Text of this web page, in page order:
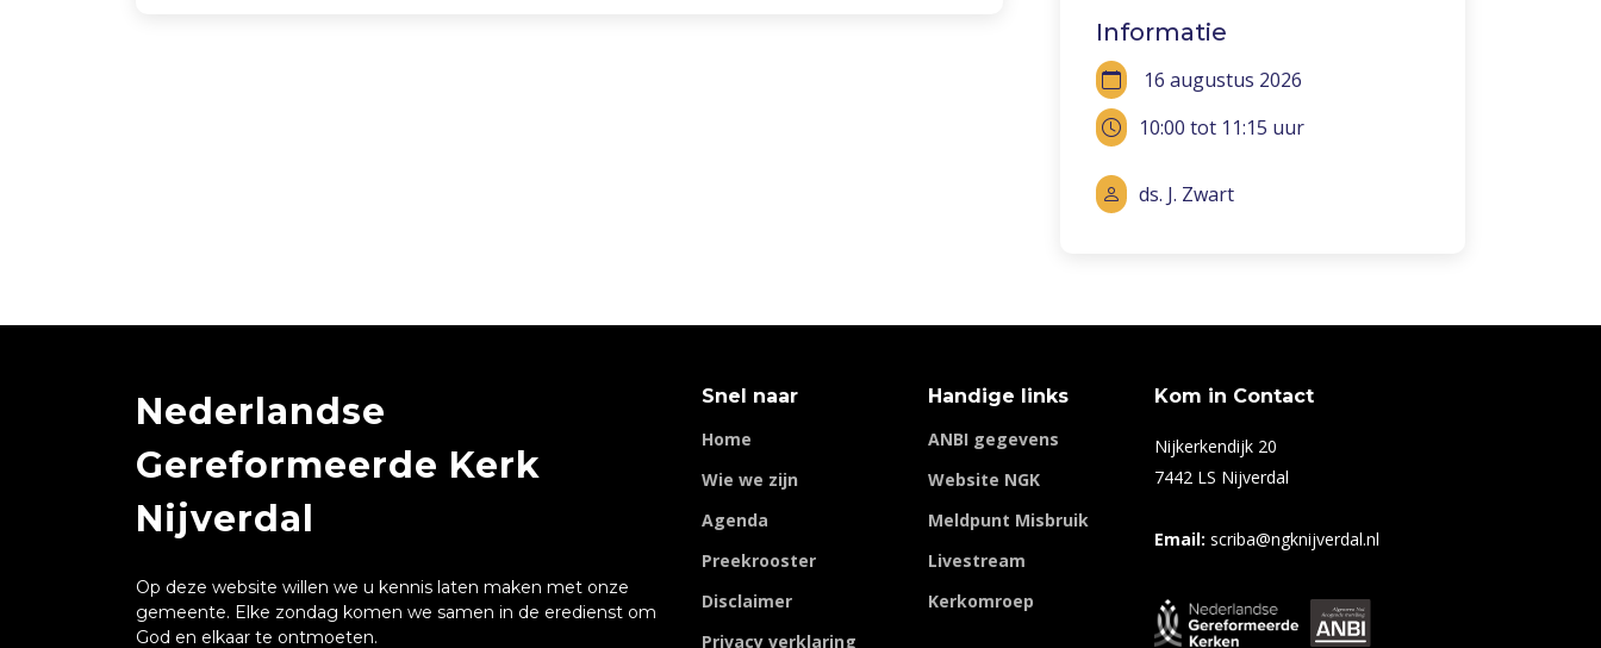
Informatie
16 augustus 2026
10:00 tot 11:15 uur
ds. J. Zwart
Nederlandse
Gereformeerde Kerk
Nijverdal
Op deze website willen we u kennis laten maken met onze
gemeente. Elke zondag komen we samen in de eredienst om
God en elkaar te ontmoeten.
Snel naar
Home
Wie we zijn
Agenda
Preekrooster
Disclaimer
Privacy verklaring
Handige links
ANBI gegevens
Website NGK
Meldpunt Misbruik
Livestream
Kerkomroep
Kom in Contact
Nijkerkendijk 20
7442 LS Nijverdal
Email: scriba@ngknijverdal.nl